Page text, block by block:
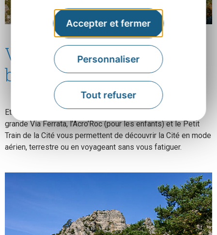
Accepter et fermer
Personnaliser
Tout refuser
Via Ferrata, petit train,
balades
Et les éternels incontournables de La Cité de Pierres : La
grande Via Ferrata, l’Acro’Roc (pour les enfants) et le Petit
Train de la Cité vous permettent de découvrir la Cité en mode
aérien, terrestre ou en voyageant sans vous fatiguer.